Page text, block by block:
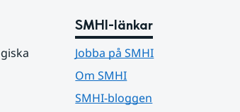
SMHI-länkar
Jobba på SMHI
Om SMHI
SMHI-bloggen